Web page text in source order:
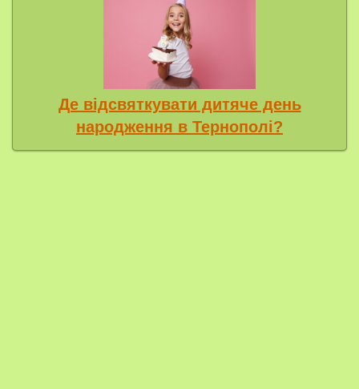
Де відсвяткувати дитяче день
народження в Тернополі?